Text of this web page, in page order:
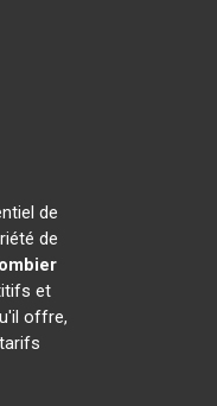
de
de
et
offre,